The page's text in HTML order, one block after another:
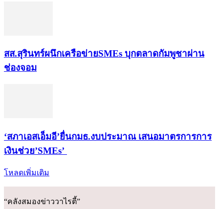
สส.สุรินทร์ผนึกเครือข่ายSMEs บุกตลาดกัมพูชาผ่าน
ช่องจอม
‘สภาเอสเอ็มอี’ยื่นกมธ.งบประมาณ เสนอมาตรการการ
เงินช่วย’SMEs’
โหลดเพิ่มเติม
“คลังสมองข่าววาไรตี้”